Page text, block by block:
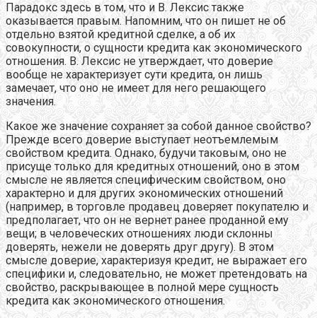
Парадокс здесь в том, что и В. Лексис также
оказывается правым. Напомним, что он пишет не об
отдельно взятой кредитной сделке, а об их
совокупности, о сущности кредита как экономического
отношения. В. Лексис не утверждает, что доверие
вообще не характеризует сути кредита, он лишь
замечает, что оно не имеет для него решающего
значения.
Какое же значение сохраняет за собой данное свойство?
Прежде всего доверие выступает неотъемлемым
свойством кредита. Однако, будучи таковым, оно не
присуще только для кредитных отношений, оно в этом
смысле не является специфическим свойством, оно
характерно и для других экономических отношений
(например, в торговле продавец доверяет покупателю и
предполагает, что он не вернет ранее проданной ему
вещи; в человеческих отношениях люди склонны
доверять, нежели не доверять друг другу). В этом
смысле доверие, характеризуя кредит, не выражает его
специфики и, следовательно, не может претендовать на
свойство, раскрывающее в полной мере сущность
кредита как экономического отношения.